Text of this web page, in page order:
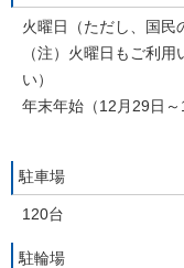
火曜日（ただし、国民
（注）火曜日もご利
い）
年末年始（12月29日～
駐車場
120台
駐輪場